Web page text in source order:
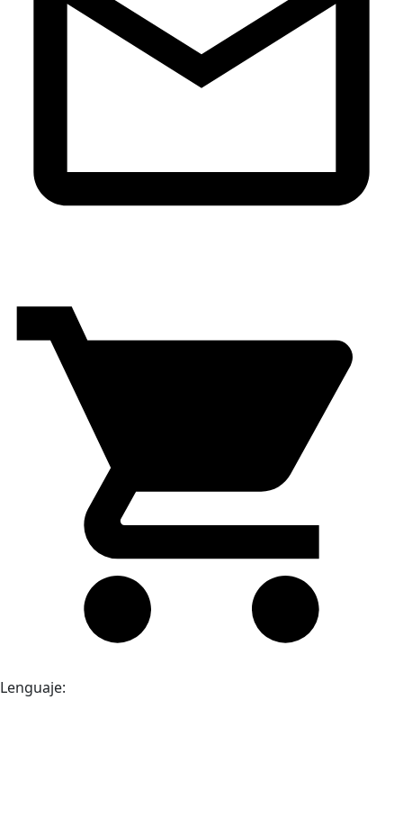
Lenguaje: